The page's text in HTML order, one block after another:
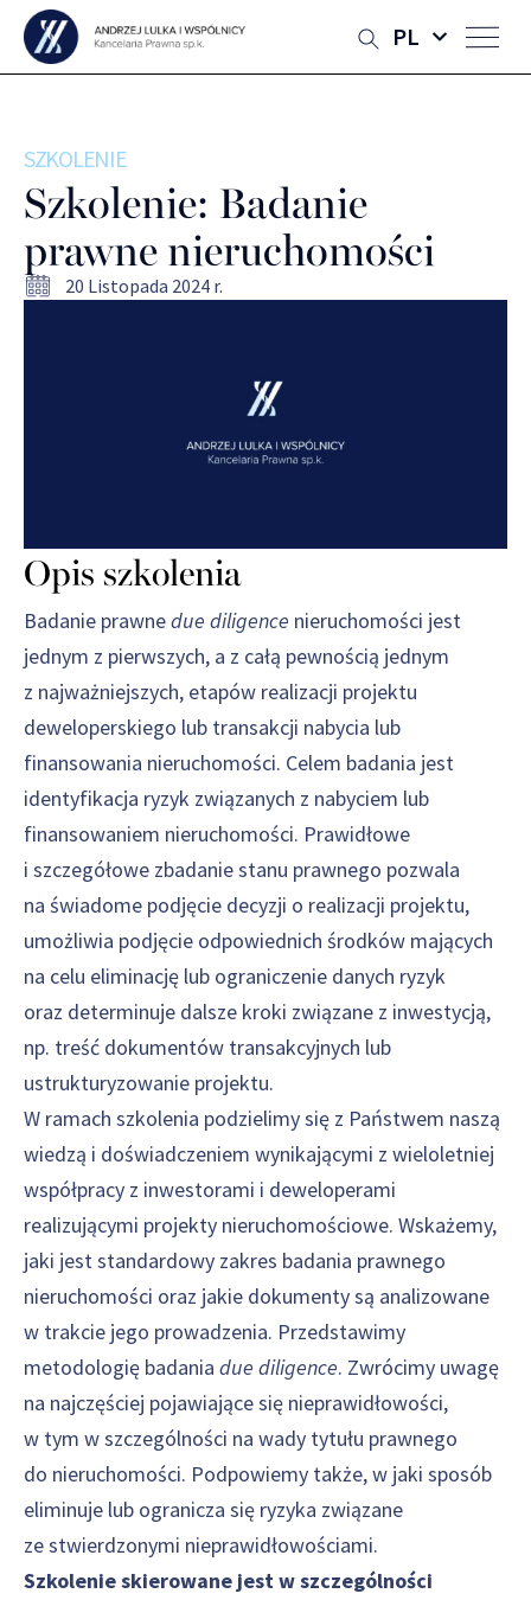
PL
SZKOLENIE
Szkolenie: Badanie
prawne nieruchomości
20 Listopada 2024 r.
Opis szkolenia
Badanie prawnedue diligence nieruchomości jest
jednym z pierwszych, a z całą pewnością jednym
z najważniejszych, etapów realizacji projektu
deweloperskiego lub transakcji nabycia lub
finansowania nieruchomości. Celem badania jest
identyfikacja ryzyk związanych z nabyciem lub
finansowaniem nieruchomości. Prawidłowe
i szczegółowe zbadanie stanu prawnego pozwala
na świadome podjęcie decyzji o realizacji projektu,
umożliwia podjęcie odpowiednich środków mających
na celu eliminację lub ograniczenie danych ryzyk
oraz determinuje dalsze kroki związane z inwestycją,
np. treść dokumentów transakcyjnych lub
ustrukturyzowanie projektu.
W ramach szkolenia podzielimy się z Państwem naszą
wiedzą i doświadczeniem wynikającymi z wieloletniej
współpracy z inwestorami i deweloperami
realizującymi projekty nieruchomościowe. Wskażemy,
jaki jest standardowy zakres badania prawnego
nieruchomości oraz jakie dokumenty są analizowane
w trakcie jego prowadzenia. Przedstawimy
metodologię badania due diligence. Zwrócimy uwagę
na najczęściej pojawiające się nieprawidłowości,
w tym w szczególności na wady tytułu prawnego
do nieruchomości. Podpowiemy także, w jaki sposób
eliminuje lub ogranicza się ryzyka związane
ze stwierdzonymi nieprawidłowościami.
Szkolenie skierowane jest w szczególności